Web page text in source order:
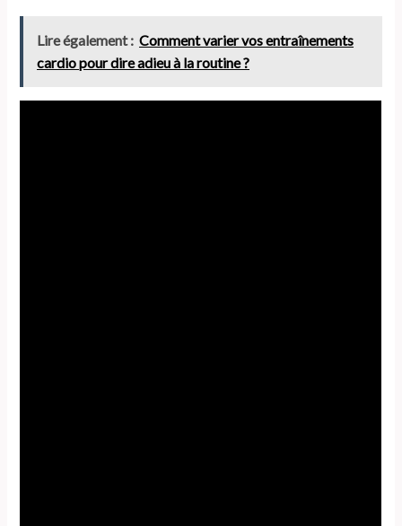
Lire également : Comment varier vos entraînements
cardio pour dire adieu à la routine ?